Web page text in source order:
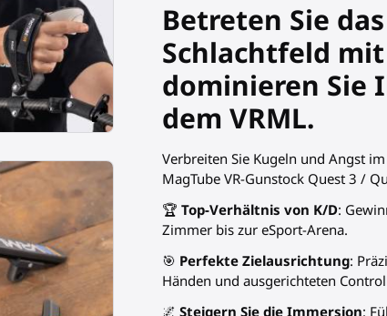
Betreten Sie
Schlachtfeld
dominieren Sie
dem VRML.
Verbreiten Sie Kugeln und Angst
MagTube VR-Gunstock Quest 3 /
🏆 Top-Verhältnis von K/D:
Zimmer bis zur eSport-Arena.
🎯 Perfekte Zielausrichtung:
Händen und ausgerichteten
🌌 Steigern Sie die Immersion: